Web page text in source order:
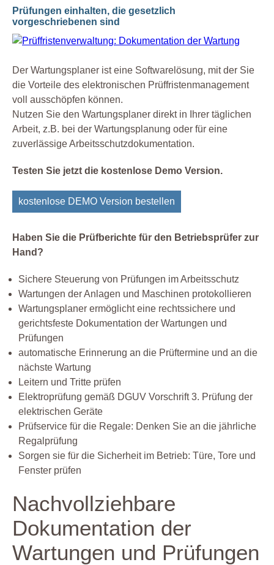
Prüfungen einhalten, die gesetzlich
vorgeschriebenen sind
Der Wartungsplaner ist eine Softwarelösung, mit der Sie
die Vorteile des elektronischen Prüffristenmanagement
voll ausschöpfen können.
Nutzen Sie den Wartungsplaner direkt in Ihrer täglichen
Arbeit, z.B. bei der Wartungsplanung oder für eine
zuverlässige Arbeitsschutzdokumentation.
Testen Sie jetzt die kostenlose Demo Version.
kostenlose DEMO Version bestellen
Haben Sie die Prüfberichte für den Betriebsprüfer zur
Hand?
Sichere Steuerung von Prüfungen im Arbeitsschutz
Wartungen der Anlagen und Maschinen protokollieren
Wartungsplaner ermöglicht eine rechtssichere und
gerichtsfeste Dokumentation der Wartungen und
Prüfungen
automatische Erinnerung an die Prüftermine und an die
nächste Wartung
Leitern und Tritte prüfen
Elektroprüfung gemäß DGUV Vorschrift 3. Prüfung der
elektrischen Geräte
Prüfservice für die Regale: Denken Sie an die jährliche
Regalprüfung
Sorgen sie für die Sicherheit im Betrieb: Türe, Tore und
Fenster prüfen
Nachvollziehbare
Dokumentation der
Wartungen und Prüfungen